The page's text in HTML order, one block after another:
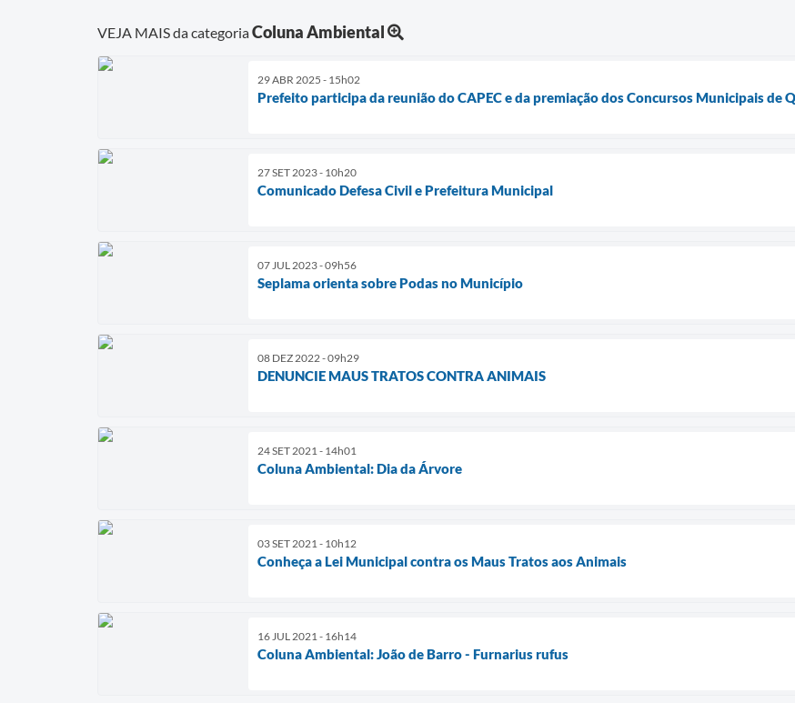
VEJA MAIS da categoriaColuna Ambiental
29 ABR 2025 - 15h02
Prefeito participa da reunião do CAPEC e da premiação dos Concursos Municipais de
27 SET 2023 - 10h20
Comunicado Defesa Civil e Prefeitura Municipal
07 JUL 2023 - 09h56
Seplama orienta sobre Podas no Município
08 DEZ 2022 - 09h29
DENUNCIE MAUS TRATOS CONTRA ANIMAIS
24 SET 2021 - 14h01
Coluna Ambiental: Dia da Árvore
03 SET 2021 - 10h12
Conheça a Lei Municipal contra os Maus Tratos aos Animais
16 JUL 2021 - 16h14
Coluna Ambiental: João de Barro - Furnarius rufus